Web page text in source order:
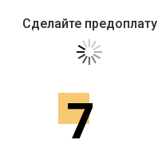
Сделайте предоплату
7